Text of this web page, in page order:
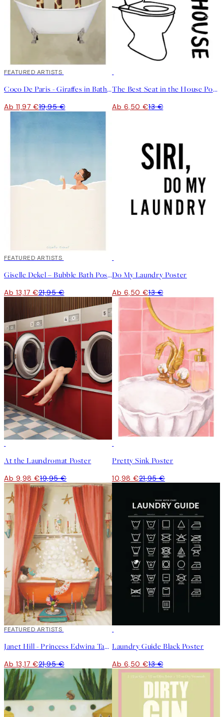
40%*
FEATURED ARTISTS
Coco De Paris - Giraffes in Bathtub Poster
Ab 11,97 €19,95 €
The Best Seat in the House Poster
Ab 6,50 €13 €
40%*
FEATURED ARTISTS
Giselle Dekel – Bubble Bath Poster
Ab 13,17 €21,95 €
Do My Laundry Poster
Ab 6,50 €13 €
At the Laundromat Poster
Ab 9,98 €19,95 €
Pretty Sink Poster
10,98 €21,95 €
40%*
FEATURED ARTISTS
Janet Hill - Princess Edwina Takes A Bath Poster
Ab 13,17 €21,95 €
Laundry Guide Black Poster
Ab 6,50 €13 €